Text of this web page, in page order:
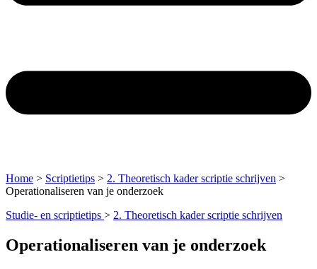
Home > Scriptietips > 2. Theoretisch kader scriptie schrijven >
Operationaliseren van je onderzoek
Studie- en scriptietips > 2. Theoretisch kader scriptie schrijven
Operationaliseren van je onderzoek